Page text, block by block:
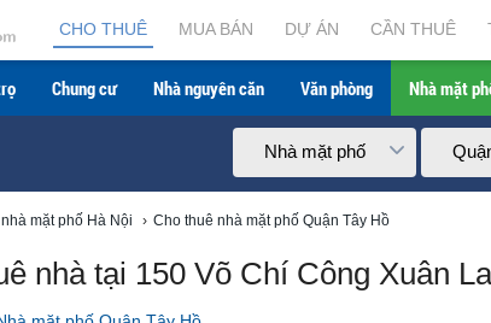
CHO THUÊ MUA BÁN DỰ ÁN CẦN THUÊ
Chung cư Nhà nguyên căn Văn phòng Nhà mặt
Nhà mặt phố
mặt phố Hà Nội › Cho thuê nhà mặt phố Quận Tây Hồ
nhà tại 150 Võ Chí Công Xuân